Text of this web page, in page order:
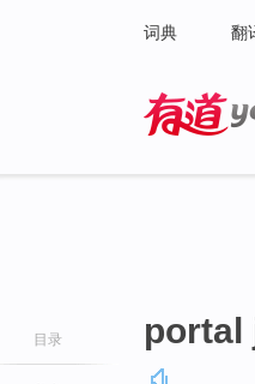
词典 翻
目录 portal